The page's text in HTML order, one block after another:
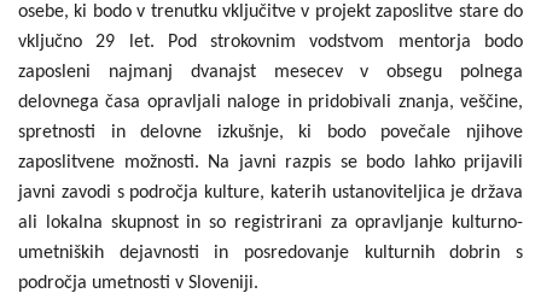
osebe, ki bodo v trenutku vključitve v projekt zaposlitve stare do
vključno 29 let. Pod strokovnim vodstvom mentorja bodo
zaposleni najmanj dvanajst mesecev v obsegu polnega
delovnega časa opravljali naloge in pridobivali znanja, veščine,
spretnosti in delovne izkušnje, ki bodo povečale njihove
zaposlitvene možnosti. Na javni razpis se bodo lahko prijavili
javni zavodi s področja kulture, katerih ustanoviteljica je država
ali lokalna skupnost in so registrirani za opravljanje kulturno-
umetniških dejavnosti in posredovanje kulturnih dobrin s
področja umetnosti v Sloveniji.